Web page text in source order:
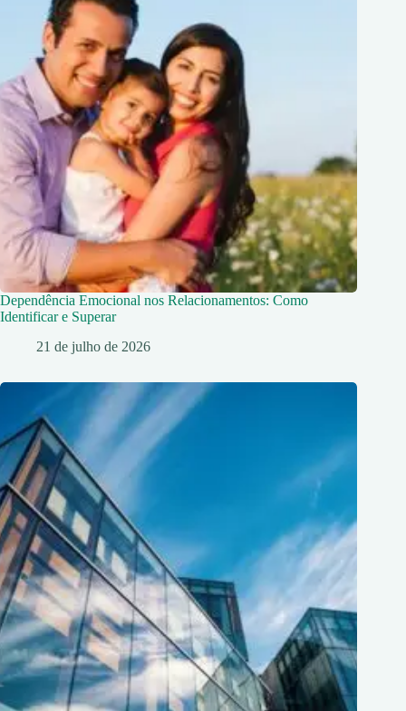
Dependência Emocional nos Relacionamentos: Como
Identificar e Superar
21 de julho de 2026